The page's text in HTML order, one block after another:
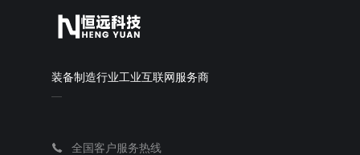
装备制造行业工业互联网服务商
全国客户服务热线